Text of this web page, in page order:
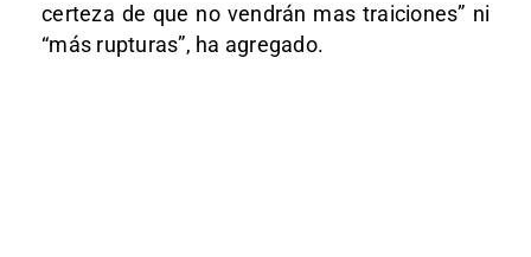
certeza de que no vendrán mas traiciones” ni
“más rupturas”, ha agregado.